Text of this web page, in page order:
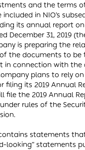
and the terms
in NIO’s
its annual report
December 31, 2019
is preparing the
the documents to be
in connection with the
plans to rely
filing its 2019 Annual
file the 2019 Annual
rules of the
statements
looking” statements